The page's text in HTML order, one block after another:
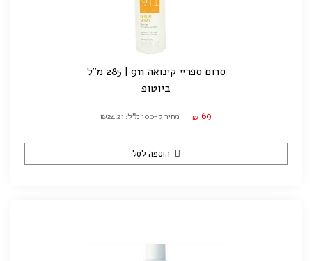
סרום ספריי קינואה 911 | 285 מ"ל
ביוטופ
₪ 69 מחיר ל-100 מ"ל: ₪24.21
הוספה לסל